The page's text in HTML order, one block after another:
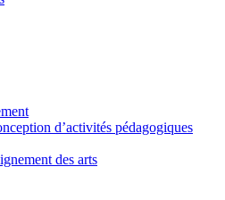
d’activités pédagogiques
des arts